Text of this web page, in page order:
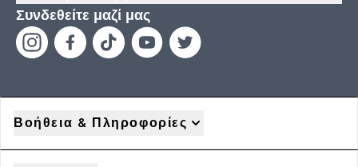
Συνδεθείτε μαζί μας
Βοήθεια & Πληροφορίες